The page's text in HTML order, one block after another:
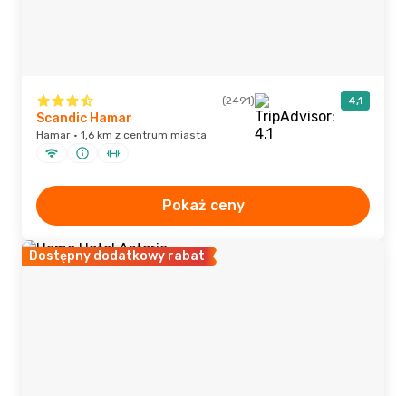
(2491) 4,1
Scandic Hamar
Hamar · 1,6 km z centrum miasta
Pokaż ceny
Dostępny dodatkowy rabat